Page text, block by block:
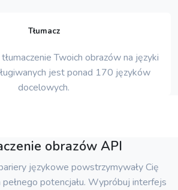
Tłumacz
Twoich obrazów na języki
jest ponad 170 języków
docelowych.
obrazów API
językowe powstrzymywały Cię
potencjału. Wypróbuj interfejs